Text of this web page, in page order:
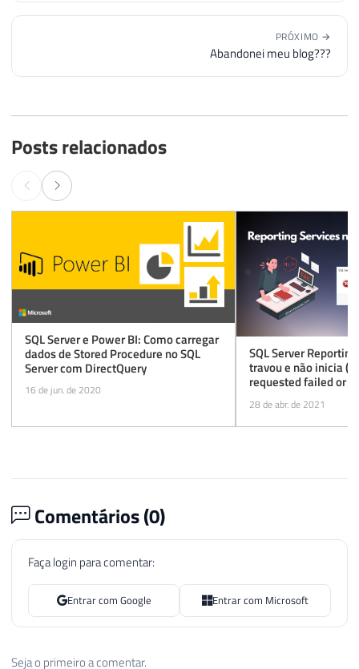
PRÓXIMO →
Abandonei meu blog???
Posts relacionados
SQL Server e Power BI: Como carregar
dados de Stored Procedure no SQL
Server com DirectQuery
16 de jun. de 2020
SQL Server
travou e não inicia
requested failed or
respond in a timely
28 de abr. de 2021
Comentários (0)
Faça login para comentar:
Entrar com Google Entrar com Microsoft
Seja o primeiro a comentar.